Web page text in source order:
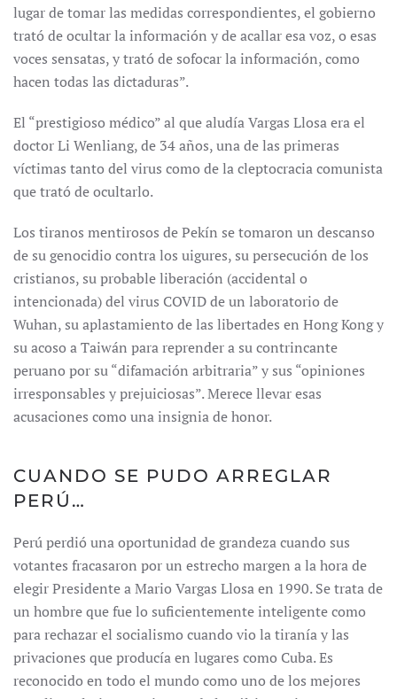
lugar de tomar las medidas correspondientes, el gobierno
trató de ocultar la información y de acallar esa voz, o esas
voces sensatas, y trató de sofocar la información, como
hacen todas las dictaduras”.
El “prestigioso médico” al que aludía Vargas Llosa era el
doctor Li Wenliang, de 34 años, una de las primeras
víctimas tanto del virus como de la cleptocracia comunista
que trató de ocultarlo.
Los tiranos mentirosos de Pekín se tomaron un descanso
de su genocidio contra los uigures, su persecución de los
cristianos, su probable liberación (accidental o
intencionada) del virus COVID de un laboratorio de
Wuhan, su aplastamiento de las libertades en Hong Kong y
su acoso a Taiwán para reprender a su contrincante
peruano por su “difamación arbitraria” y sus “opiniones
irresponsables y prejuiciosas”. Merece llevar esas
acusaciones como una insignia de honor.
CUANDO SE PUDO ARREGLAR
PERÚ…
Perú perdió una oportunidad de grandeza cuando sus
votantes fracasaron por un estrecho margen a la hora de
elegir Presidente a Mario Vargas Llosa en 1990. Se trata de
un hombre que fue lo suficientemente inteligente como
para rechazar el socialismo cuando vio la tiranía y las
privaciones que producía en lugares como Cuba. Es
reconocido en todo el mundo como uno de los mejores